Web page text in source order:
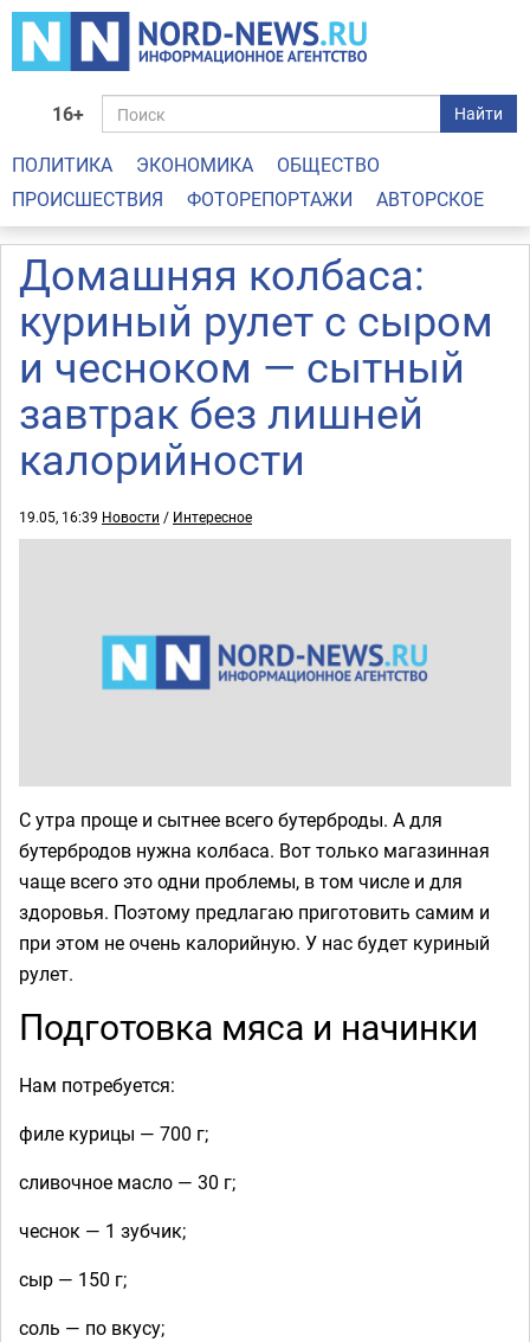
16+ Найти
ПОЛИТИКА ЭКОНОМИКА
ОБЩЕСТВО
ПРОИСШЕСТВИЯ
ФОТОРЕПОРТАЖИ АВТОРСКОЕ
Домашняя колбаса:
куриный рулет с сыром
и чесноком — сытный
завтрак без лишней
калорийности
19.05, 16:39 Новости / Интересное
С утра проще и сытнее всего бутерброды. А для
бутербродов нужна колбаса. Вот только магазинная
чаще всего это одни проблемы, в том числе и для
здоровья. Поэтому предлагаю приготовить самим и
при этом не очень калорийную. У нас будет куриный
рулет.
Подготовка мяса и начинки
Нам потребуется:
филе курицы — 700 г;
сливочное масло — 30 г;
чеснок — 1 зубчик;
сыр — 150 г;
соль — по вкусу;